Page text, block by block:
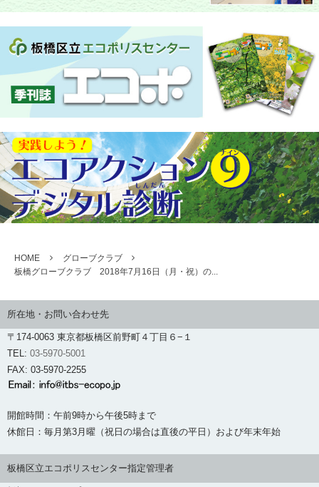
HOME
グローブクラブ
板橋グローブクラブ 2018年7月16日（月・祝）の...
所在地・お問い合わせ先
〒174-0063 東京都板橋区前野町４丁目６−１
TEL: 03-5970-5001
FAX: 03-5970-2255
開館時間：午前9時から午後5時まで
休館日：毎月第3月曜（祝日の場合は直後の平日）および年末年始
板橋区立エコポリスセンター指定管理者